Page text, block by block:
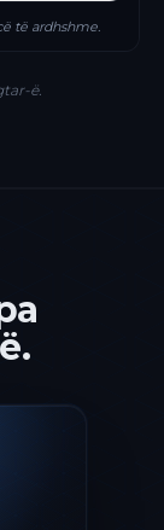
të ardhshme.
ë.